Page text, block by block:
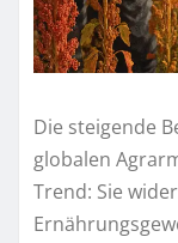
Die steigende
globalen
Trend: Sie